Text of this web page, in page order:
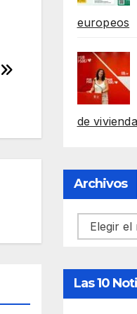
europeos
de vivienda
Archivos
Archivos
Las 10